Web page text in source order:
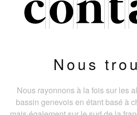
Nous
Nous rayonnons à la fois sur les
bassin genevois en étant basé à